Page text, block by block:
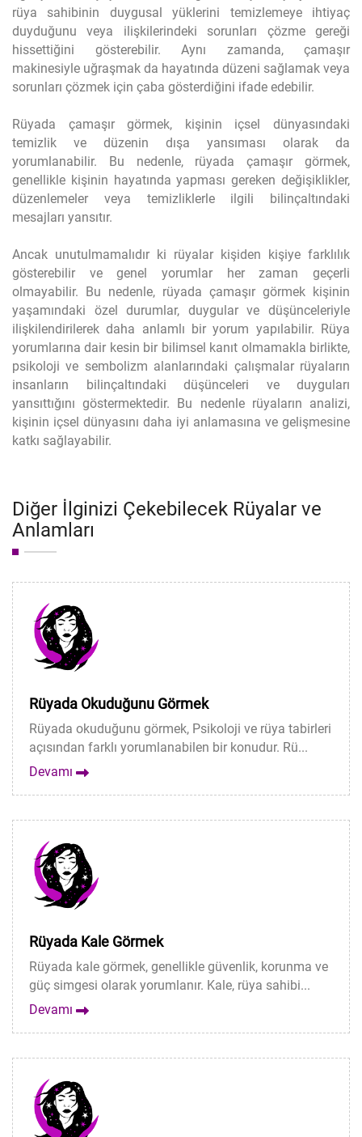
rüya sahibinin duygusal yüklerini temizlemeye ihtiyaç
duyduğunu veya ilişkilerindeki sorunları çözme gereği
hissettiğini gösterebilir. Aynı zamanda, çamaşır
makinesiyle uğraşmak da hayatında düzeni sağlamak veya
sorunları çözmek için çaba gösterdiğini ifade edebilir.
Rüyada çamaşır görmek, kişinin içsel dünyasındaki
temizlik ve düzenin dışa yansıması olarak da
yorumlanabilir. Bu nedenle, rüyada çamaşır görmek,
genellikle kişinin hayatında yapması gereken değişiklikler,
düzenlemeler veya temizliklerle ilgili bilinçaltındaki
mesajları yansıtır.
Ancak unutulmamalıdır ki rüyalar kişiden kişiye farklılık
gösterebilir ve genel yorumlar her zaman geçerli
olmayabilir. Bu nedenle, rüyada çamaşır görmek kişinin
yaşamındaki özel durumlar, duygular ve düşünceleriyle
ilişkilendirilerek daha anlamlı bir yorum yapılabilir. Rüya
yorumlarına dair kesin bir bilimsel kanıt olmamakla birlikte,
psikoloji ve sembolizm alanlarındaki çalışmalar rüyaların
insanların bilinçaltındaki düşünceleri ve duyguları
yansıttığını göstermektedir. Bu nedenle rüyaların analizi,
kişinin içsel dünyasını daha iyi anlamasına ve gelişmesine
katkı sağlayabilir.
Diğer İlginizi Çekebilecek Rüyalar ve
Anlamları
Rüyada Okuduğunu Görmek
Rüyada okuduğunu görmek, Psikoloji ve rüya tabirleri
açısından farklı yorumlanabilen bir konudur. Rü...
Devamı
Rüyada Kale Görmek
Rüyada kale görmek, genellikle güvenlik, korunma ve
güç simgesi olarak yorumlanır. Kale, rüya sahibi...
Devamı